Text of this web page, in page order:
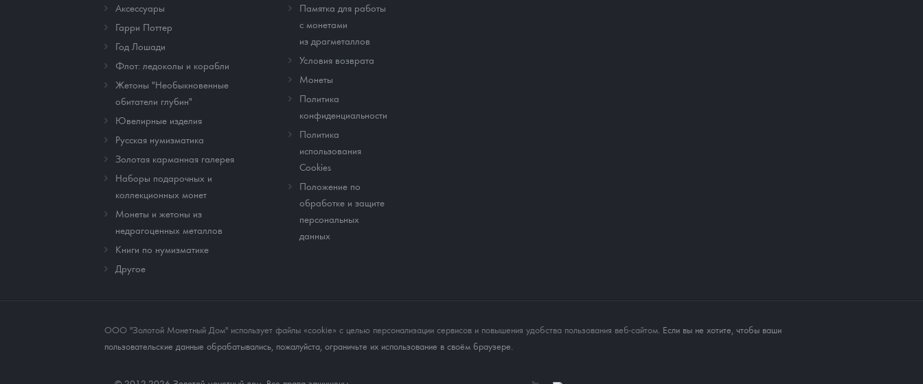
Аксессуары
Гарри Поттер
Год Лошади
Флот: ледоколы и корабли
Жетоны "Необыкновенные
обитатели глубин"
Ювелирные изделия
Русская нумизматика
Золотая карманная галерея
Наборы подарочных и
коллекционных монет
Монеты и жетоны из
недрагоценных металлов
Книги по нумизматике
Другое
Памятка для работы
с монетами
из драгметаллов
Условия возврата
Монеты
Политика
конфиденциальности
Политика
использования
Cookies
Положение по
обработке и защите
персональных
данных
ООО "Золотой Монетный Дом" использует файлы «cookie» с целью персонализации сервисов и повышения удобства пользования веб-сайтом . Если вы не хотите, чтобы ваши
пользовательские данные обрабатывались, пожалуйста, ограничьте их использование в своём браузере.